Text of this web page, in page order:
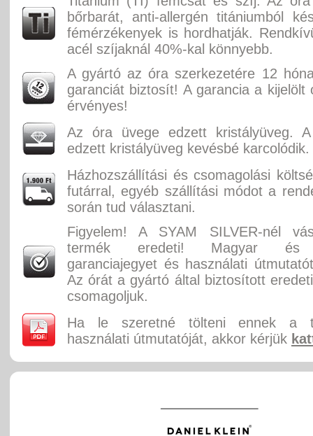
bőrbarát, anti-allergén titániumból
fémérzékenyek is hordhatják.
acél szíjaknál 40%-kal könnyebb.
A gyártó az óra szerkezetére 12
garanciát biztosít! A garancia a kijelölt
érvényes!
Az óra üvege edzett kristályüveg.
edzett kristályüveg kevésbé karcolódik.
Házhozszállítási és csomagolási
futárral, egyéb szállítási módot a
során tud választani.
Figyelem! A SYAM SILVER-nél
termék eredeti! Magyar és
garanciajegyet és használati
Az órát a gyártó által biztosított
csomagoljuk.
Ha le szeretné tölteni ennek a
használati útmutatóját, akkor kérjük